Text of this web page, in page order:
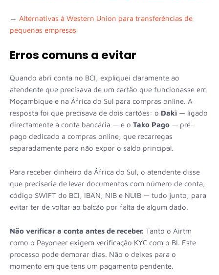
→ Alternativas à Western Union para transferências de
pequenas empresas
Erros comuns a evitar
Quando abri conta no BCI, expliquei claramente ao
atendente que precisava de um cartão que funcionasse em
Moçambique e na África do Sul para compras online. A
resposta foi que precisava de dois cartões: o Daki — ligado
directamente à conta bancária — e o Tako Pago — pré-
pago dedicado a compras online, que recarregas
separadamente para não expor o saldo principal.
Para receber dinheiro da África do Sul, o atendente disse
que precisaria de levar documentos com número de conta,
código SWIFT do BCI, IBAN, NIB e NUIB — tudo junto, para
evitar ter de voltar ao balcão por falta de algum dado.
Não verificar a conta antes de receber. Tanto o Airtm
como o Payoneer exigem verificação KYC com o BI. Este
processo pode demorar dias. Não o deixes para o
momento em que tens um pagamento pendente.